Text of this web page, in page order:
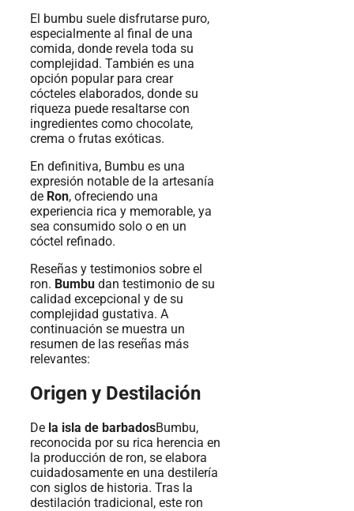
El bumbu suele disfrutarse puro,
especialmente al final de una
comida, donde revela toda su
complejidad. También es una
opción popular para crear
cócteles elaborados, donde su
riqueza puede resaltarse con
ingredientes como chocolate,
crema o frutas exóticas.
En definitiva, Bumbu es una
expresión notable de la artesanía
de Ron, ofreciendo una
experiencia rica y memorable, ya
sea consumido solo o en un
cóctel refinado.
Reseñas y testimonios sobre el
ron. Bumbu dan testimonio de su
calidad excepcional y de su
complejidad gustativa. A
continuación se muestra un
resumen de las reseñas más
relevantes:
Origen y Destilación
De la isla de barbadosBumbu,
reconocida por su rica herencia en
la producción de ron, se elabora
cuidadosamente en una destilería
con siglos de historia. Tras la
destilación tradicional, este ron